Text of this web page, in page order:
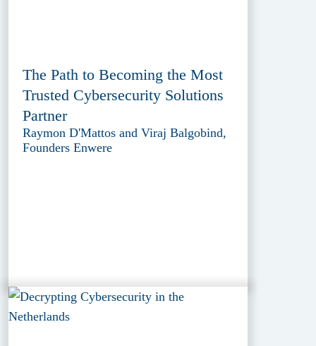
The Path to Becoming the Most
Trusted Cybersecurity Solutions
Partner
Raymon D'Mattos and Viraj Balgobind,
Founders Enwere